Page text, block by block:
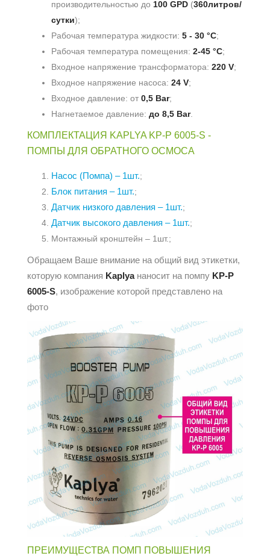
производительностью до 100 GPD (360литров/
сутки);
Рабочая температура жидкости: 5 - 30 °С;
Рабочая температура помещения: 2-45 °С;
Входное напряжение трансформатора: 220 V;
Входное напряжение насоса: 24 V;
Входное давление: от 0,5 Bar;
Нагнетаемое давление: до 8,5 Bar.
КОМПЛЕКТАЦИЯ KAPLYA KP-P 6005-S -
ПОМПЫ ДЛЯ ОБРАТНОГО ОСМОСА
Насос (Помпа) – 1шт.;
Блок питания – 1шт.;
Датчик низкого давления – 1шт.;
Датчик высокого давления – 1шт.;
Монтажный кронштейн – 1шт.;
Обращаем Ваше внимание на общий вид этикетки,
которую компания Kaplya наносит на помпу KP-P
6005-S, изображение которой представлено на
фото
ПРЕИМУЩЕСТВА ПОМП ПОВЫШЕНИЯ